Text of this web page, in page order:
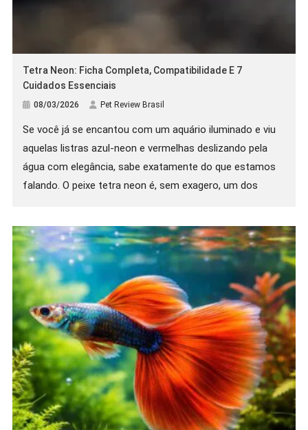
Tetra Neon: Ficha Completa, Compatibilidade E 7
Cuidados Essenciais
08/03/2026 Pet Review Brasil
Se você já se encantou com um aquário iluminado e viu
aquelas listras azul-neon e vermelhas deslizando pela
água com elegância, sabe exatamente do que estamos
falando. O peixe tetra neon é, sem exagero, um dos
[…]